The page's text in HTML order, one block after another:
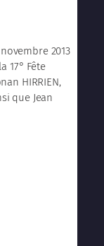
2013
17° Fête
HIRRIEN,
que Jean